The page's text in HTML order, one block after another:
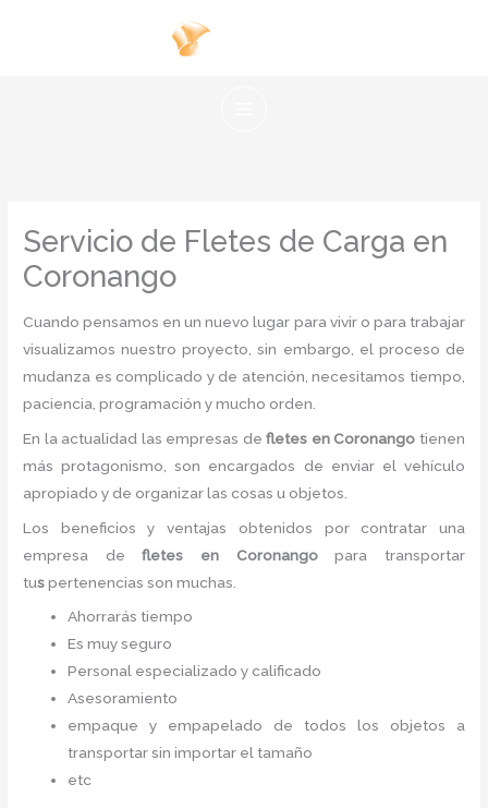
Servicio de Fletes de Carga en
Coronango
Cuando pensamos en un nuevo lugar para vivir o para trabajar
visualizamos nuestro proyecto, sin embargo, el proceso de
mudanza es complicado y de atención, necesitamos tiempo,
paciencia, programación y mucho orden.
En la actualidad las empresas defletes en Coronango tienen
más protagonismo, son encargados de enviar el vehículo
apropiado y de organizar las cosas u objetos.
Los beneficios y ventajas obtenidos por contratar una
empresa defletes en Coronangopara transportar
tuspertenencias son muchas.
Ahorrarás tiempo
Es muy seguro
Personal especializado y calificado
Asesoramiento
empaque y empapelado de todos los objetos a
transportar sin importar el tamaño
etc